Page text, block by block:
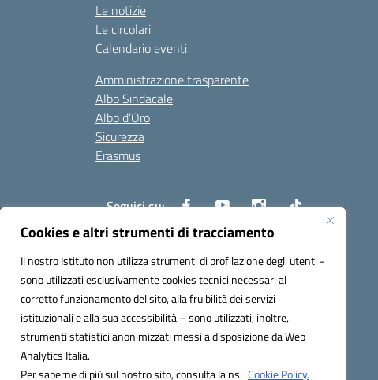
Cookies e altri strumenti di tracciamento
Il nostro Istituto non utilizza strumenti di profilazione degli utenti -
sono utilizzati esclusivamente cookies tecnici necessari al
corretto funzionamento del sito, alla fruibilità dei servizi
istituzionali e alla sua accessibilità – sono utilizzati, inoltre,
strumenti statistici anonimizzati messi a disposizione da Web
Analytics Italia.
Per saperne di più sul nostro sito, consulta la ns. Cookie Policy.
Le notizie
Le circolari
Calendario eventi
Amministrazione trasparente
Albo Sindacale
Albo d’Oro
Sicurezza
Erasmus
Seguici su:
fgtd02000p@pec.istruzione.it